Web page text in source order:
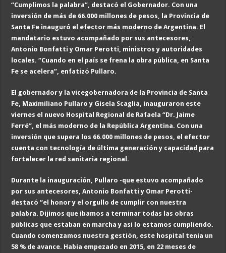
“Cumplimos la palabra”, destacó el Gobernador. Con una
inversión de más de 66.000 millones de pesos, la Provincia de
Santa Fe inauguró el efector más moderno de Argentina. El
mandatario estuvo acompañado por sus antecesores,
Antonio Bonfatti y Omar Perotti, ministros y autoridades
locales. “Cuando en el país se frena la obra pública, en Santa
Fe se acelera”, enfatizó Pullaro.
El gobernador y la vicegobernadora de la Provincia de Santa
Fe, Maximiliano Pullaro y Gisela Scaglia, inauguraron este
viernes el nuevo Hospital Regional de Rafaela “Dr. Jaime
Ferré”, el más moderno de la República Argentina. Con una
inversión que supera los 66.000 millones de pesos, el efector
cuenta con tecnología de última generación y capacidad para
fortalecer la red sanitaria regional.
Durante la inauguración, Pullaro -que estuvo acompañado
por sus antecesores, Antonio Bonfatti y Omar Perotti-
destacó “el honor y el orgullo de cumplir con nuestra
palabra. Dijimos que íbamos a terminar todas las obras
públicas que estaban en marcha y así lo estamos cumpliendo.
Cuando comenzamos nuestra gestión, este hospital tenía un
58 % de avance. Había empezado en 2015, en 22 meses de